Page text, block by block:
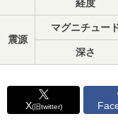
経度
震源
マグニチュー
深さ
X(旧twitter)